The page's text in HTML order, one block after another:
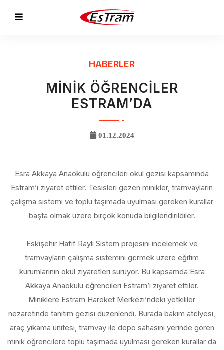
HABERLER
MİNİK ÖĞRENCİLER
ESTRAM’DA
01.12.2024
Esra Akkaya Anaokulu öğrencileri okul gezisi kapsamında
Estram’ı ziyaret ettiler. Tesisleri gezen minikler, tramvayların
çalışma sistemi ve toplu taşımada uyulması gereken kurallar
başta olmak üzere birçok konuda bilgilendirildiler.
Eskişehir Hafif Raylı Sistem projesini incelemek ve
tramvayların çalışma sistemini görmek üzere eğitim
kurumlarının okul ziyaretleri sürüyor. Bu kapsamda Esra
Akkaya Anaokulu öğrencileri Estram’ı ziyaret ettiler.
Miniklere Estram Hareket Merkezi’ndeki yetkililer
nezaretinde tanıtım gezisi düzenlendi. Burada bakım atölyesi,
araç yıkama ünitesi, tramvay ile depo sahasını yerinde gören
minik öğrencilere toplu taşımada uyulması gereken kurallar da